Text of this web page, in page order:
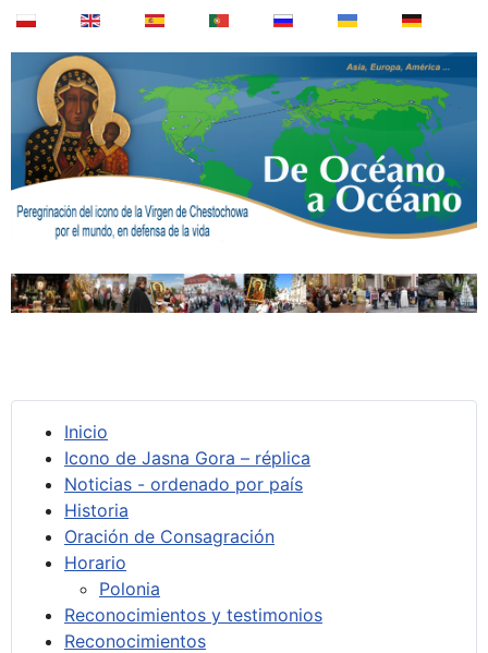
Inicio
Icono de Jasna Gora – réplica
Noticias - ordenado por país
Historia
Oración de Consagración
Horario
Polonia
Reconocimientos y testimonios
Reconocimientos